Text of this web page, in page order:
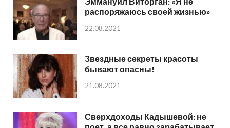
распоряжаюсь своей жизнью»
22.08.2021
Звездные секреты красоты
бывают опасны!
21.08.2021
Сверхдоходы Кадышевой: не